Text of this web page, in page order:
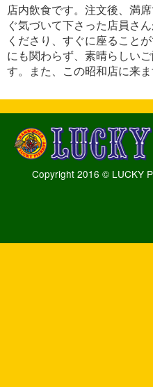
店内飲食です。注文後、満
ぐ気づいて下さった店員さ
くださり、すぐに座ること
にも関わらず、素晴らしい
す。また、この昭和店に来ま
Copyright 2016 © LUCKY